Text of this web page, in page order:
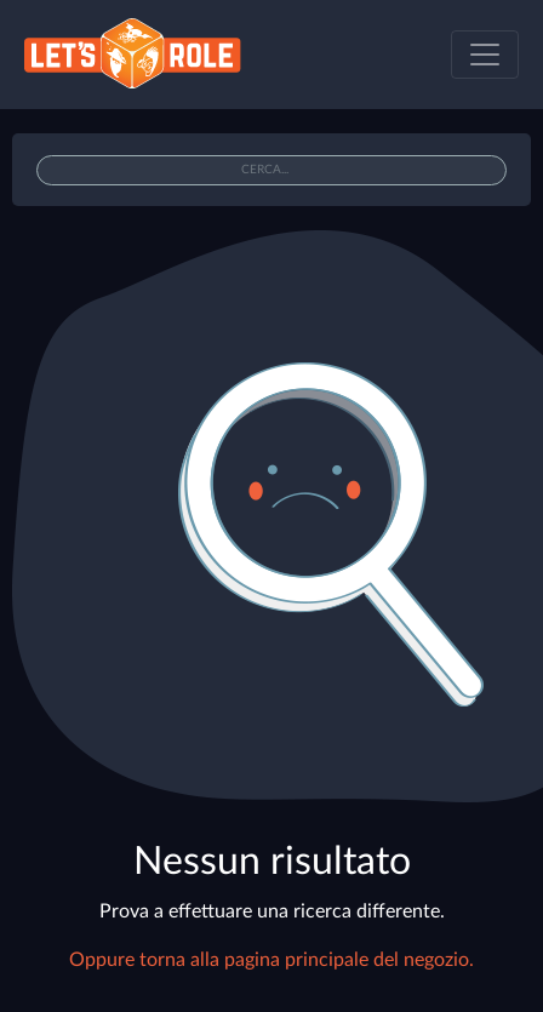
Nessun risultato
Prova a effettuare una ricerca differente.
Oppure torna alla pagina principale del negozio.